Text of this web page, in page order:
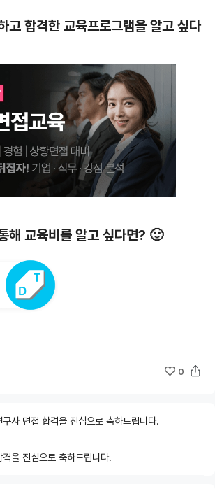
고 합격한 교육프로그램을 알고 싶다
해 교육비를 알고 싶다면? 🙂
0
구사 면접 합격을 진심으로 축하드립니다.
격을 진심으로 축하드립니다.